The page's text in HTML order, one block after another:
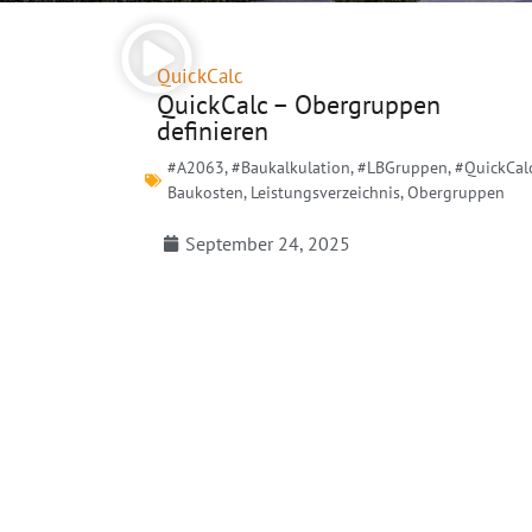
QuickCalc
QuickCalc – Obergruppen
definieren
#A2063,#Baukalkulation,#LBGruppen,
Baukosten, Leistungsverzeichnis,Obergruppen
September 24, 2025